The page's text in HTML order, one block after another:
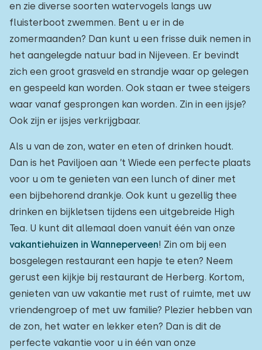
en zie diverse soorten watervogels langs uw
fluisterboot zwemmen. Bent u er in de
zomermaanden? Dan kunt u een frisse duik nemen in
het aangelegde natuur bad in Nijeveen. Er bevindt
zich een groot grasveld en strandje waar op gelegen
en gespeeld kan worden. Ook staan er twee steigers
waar vanaf gesprongen kan worden. Zin in een ijsje?
Ook zijn er ijsjes verkrijgbaar.
Als u van de zon, water en eten of drinken houdt.
Dan is het Paviljoen aan ’t Wiede een perfecte plaats
voor u om te genieten van een lunch of diner met
een bijbehorend drankje. Ook kunt u gezellig thee
drinken en bijkletsen tijdens een uitgebreide High
Tea. U kunt dit allemaal doen vanuit één van onze
vakantiehuizen in Wanneperveen! Zin om bij een
bosgelegen restaurant een hapje te eten? Neem
gerust een kijkje bij restaurant de Herberg. Kortom,
genieten van uw vakantie met rust of ruimte, met uw
vriendengroep of met uw familie? Plezier hebben van
de zon, het water en lekker eten? Dan is dit de
perfecte vakantie voor u in één van onze